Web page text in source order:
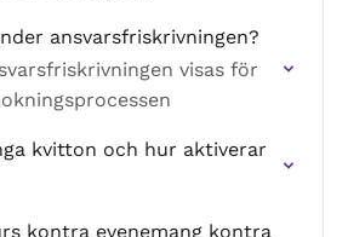
ansvarsfriskrivningen?
visas för
kvitton och hur aktiverar
kontra evenemang kontra